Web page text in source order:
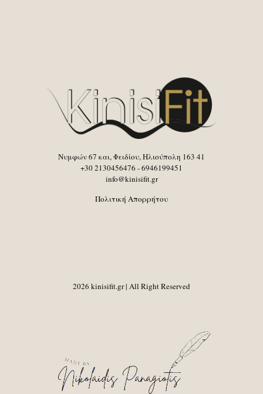
Νυμφών 67 και, Φειδίου, Ηλιούπολη 163 41
+30 2130456476 - 6946199451
info@kinisifit.gr
Πολιτική Απορρήτου
2026 kinisifit.gr | All Right Reserved